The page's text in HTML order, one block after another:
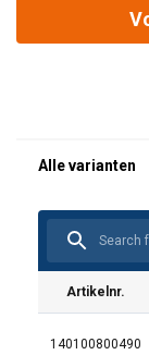
Artikelnr.
140100800490